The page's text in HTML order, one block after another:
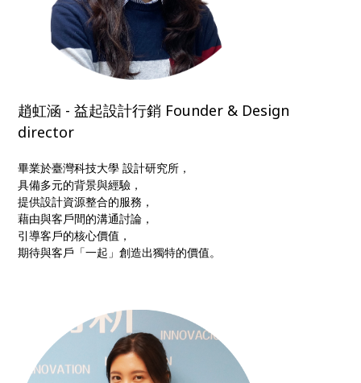
趙虹涵 - 益起設計行銷 Founder & Design
director
畢業於臺灣科技大學 設計研究所，
具備多元的背景與經驗，
提供設計資源整合的服務，
藉由與客戶間的溝通討論，
引導客戶的核心價值，
期待與客戶「一起」創造出獨特的價值。